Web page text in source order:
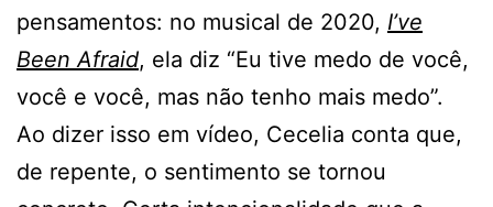
pensamentos: no musical de 2020, I’ve
Been Afraid, ela diz “Eu tive medo de você,
você e você, mas não tenho mais medo”.
Ao dizer isso em vídeo, Cecelia conta que,
de repente, o sentimento se tornou